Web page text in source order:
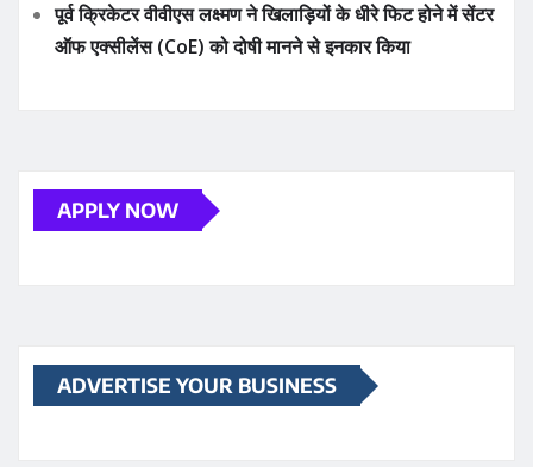
पूर्व क्रिकेटर वीवीएस लक्ष्मण ने खिलाड़ियों के धीरे फिट होने में सेंटर
ऑफ एक्सीलेंस (CoE) को दोषी मानने से इनकार किया
APPLY NOW
ADVERTISE YOUR BUSINESS